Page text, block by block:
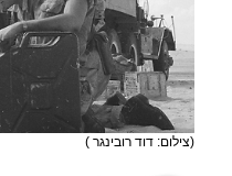
(צילום: דוד רובינגר )